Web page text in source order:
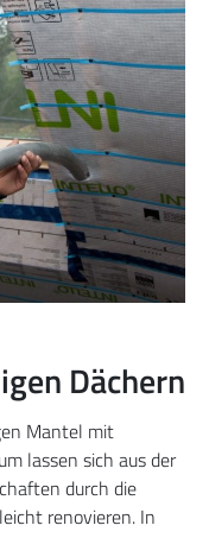
Dächern
Mantel mit
lassen sich aus der
durch die
renovieren. In